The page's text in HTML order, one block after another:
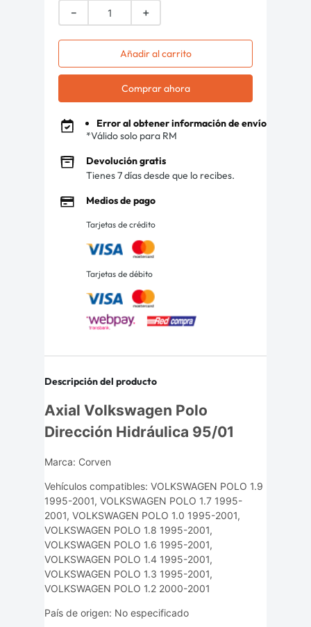
＋
－
Añadir al carrito
Comprar ahora
Error al obtener información de envío
*Válido solo para RM
Devolución gratis
Tienes 7 días desde que lo recibes.
Medios de pago
Tarjetas de crédito
Tarjetas de débito
Descripción del producto
Axial Volkswagen Polo
Dirección Hidráulica 95/01
Marca: Corven
Vehículos compatibles: VOLKSWAGEN POLO 1.9
1995-2001, VOLKSWAGEN POLO 1.7 1995-
2001, VOLKSWAGEN POLO 1.0 1995-2001,
VOLKSWAGEN POLO 1.8 1995-2001,
VOLKSWAGEN POLO 1.6 1995-2001,
VOLKSWAGEN POLO 1.4 1995-2001,
VOLKSWAGEN POLO 1.3 1995-2001,
VOLKSWAGEN POLO 1.2 2000-2001
País de origen: No especificado